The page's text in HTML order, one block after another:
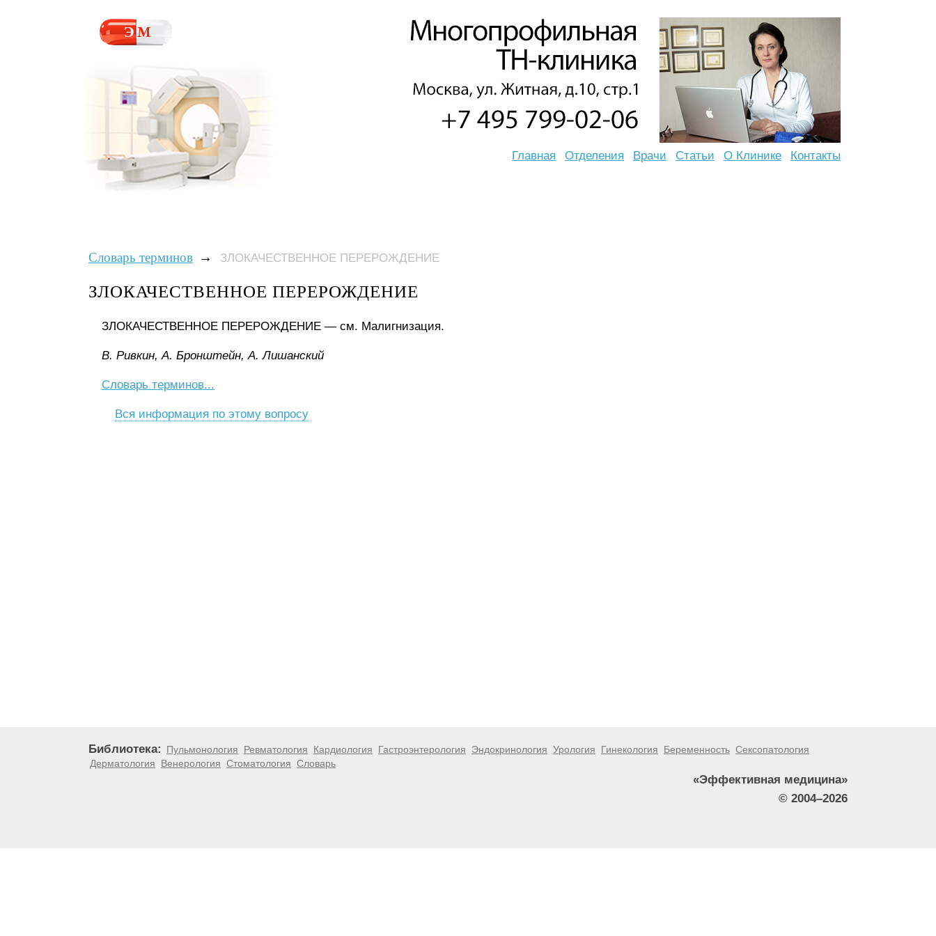
Главная Отделения Врачи Статьи О Клинике Контакты
Словарь терминов → ЗЛОКАЧЕСТВЕННОЕ ПЕРЕРОЖДЕНИЕ
ЗЛОКАЧЕСТВЕННОЕ ПЕРЕРОЖДЕНИЕ
ЗЛОКАЧЕСТВЕННОЕ ПЕРЕРОЖДЕНИЕ — см. Малигнизация.
B. Pивкин, A. Бpoнштeйн, A. Лишaнcкий
Словарь терминов...
Вся информация по этому вопросу
Библиотека: Пульмонология Ревматология Кардиология Гастроэнтерология Эндокринология Урология Гинекология Беременность Сексопатология
Дерматология
Венерология Стоматология Словарь
«Эффективная медицина»
© 2004–2026